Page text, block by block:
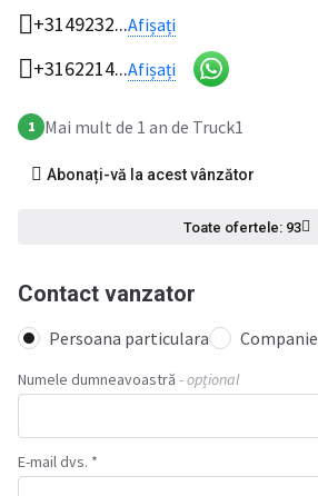
+3149232...Afișați
+3162214...Afișați
1 Mai mult de 1 an de Truck1
Abonați-vă la acest vânzător
Toate ofertele: 93
Contact vanzator
Persoana particulara Companie
Numele dumneavoastră - opțional
E-mail dvs. *